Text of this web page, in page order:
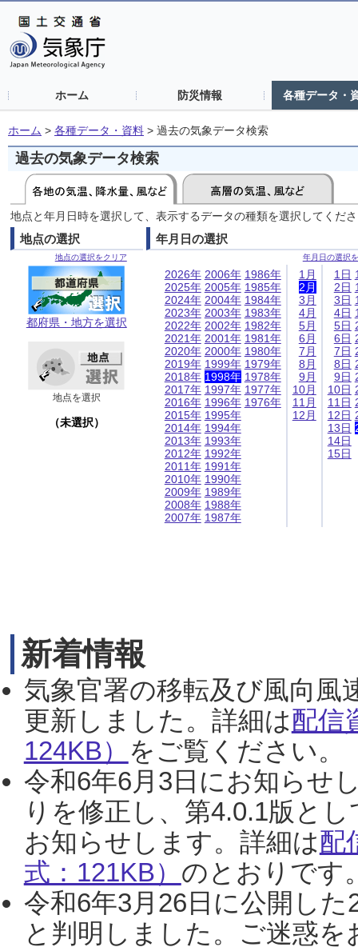
ホーム 防災情報 各種データ・
ホーム > 各種データ・資料 > 過去の気象データ検索
過去の気象データ検索
地点と年月日時を選択して、表示するデータの種類を選択してくだ
地点の選択
地点の選択をクリア
都府県・地方を選択
地点を選択
（未選択）
年月日の選択
年月日の選択
2026年
2025年
2024年
2023年
2022年
2021年
2020年
2019年
2018年
2017年
2016年
2015年
2014年
2013年
2012年
2011年
2010年
2009年
2008年
2007年
2006年
2005年
2004年
2003年
2002年
2001年
2000年
1999年
1998年
1997年
1996年
1995年
1994年
1993年
1992年
1991年
1990年
1989年
1988年
1987年
1986年
1985年
1984年
1983年
1982年
1981年
1980年
1979年
1978年
1977年
1976年
1月
2月
3月
4月
5月
6月
7月
8月
9月
10月
11月
12月
1日
2日
3日
4日
5日
6日
7日
8日
9日
10日
11日
12日
13日
14日
15日
新着情報
気象官署の移転及び風向風
更新しました。詳細は配信
124KB） をご覧ください。
令和6年6月3日にお知らせ
りを修正し、第4.0.1版と
お知らせします。詳細は配
式：121KB） のとおりです
令和6年3月26日に公開し
と判明しました。ご迷惑